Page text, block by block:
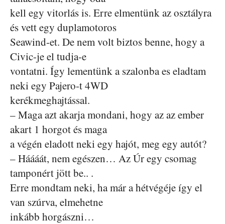
kell egy vitorlás is. Erre elmentünk az osztályra
és vett egy duplamotoros
Seawind-et. De nem volt biztos benne, hogy a
Civic-je el tudja-e
vontatni. Így lementünk a szalonba es eladtam
neki egy Pajero-t 4WD
kerékmeghajtással.
– Maga azt akarja mondani, hogy az az ember
akart 1 horgot és maga
a végén eladott neki egy hajót, meg egy autót?
– Háááát, nem egészen… Az Úr egy csomag
tamponért jött be.. .
Erre mondtam neki, ha már a hétvégéje így el
van szúrva, elmehetne
inkább horgászni…